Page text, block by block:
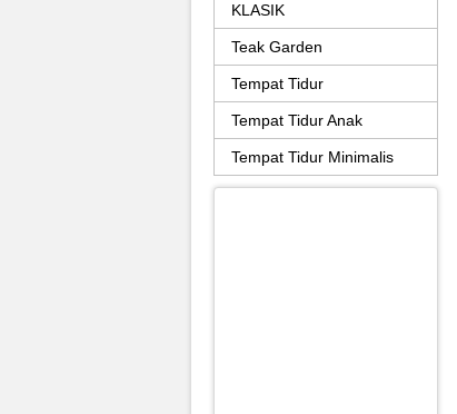
KLASIK
Teak Garden
Tempat Tidur
Tempat Tidur Anak
Tempat Tidur Minimalis